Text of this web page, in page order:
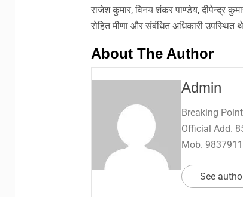
राजेश कुमार, विनय शंकर पाण्डेय, दीपेन्द्र
रोहित मीणा और संबंधित अधिकारी उपस्थित
About The Author
Admin
Breaking Point
Official Add.
Mob.
See